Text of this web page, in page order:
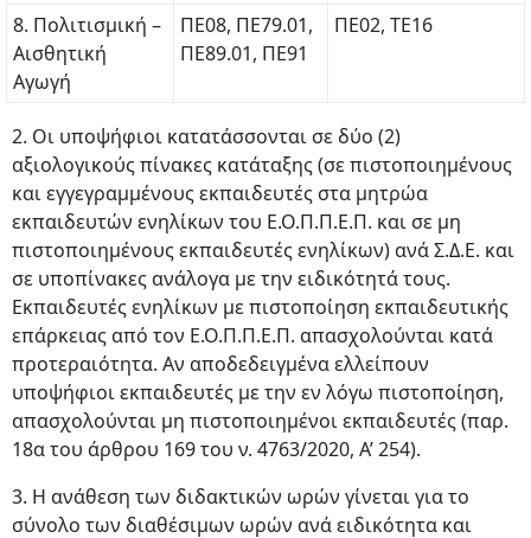
8. Πολιτισμική –
Αισθητική
Αγωγή
ΠΕ08, ΠΕ79.01,
ΠΕ89.01, ΠΕ91
ΠΕ02, ΤΕ16
2. Οι υποψήφιοι κατατάσσονται σε δύο (2)
αξιολογικούς πίνακες κατάταξης (σε πιστοποιημένους
και εγγεγραμμένους εκπαιδευτές στα μητρώα
εκπαιδευτών ενηλίκων του Ε.Ο.Π.Π.Ε.Π. και σε μη
πιστοποιημένους εκπαιδευτές ενηλίκων) ανά Σ.Δ.Ε. και
σε υποπίνακες ανάλογα με την ειδικότητά τους.
Εκπαιδευτές ενηλίκων με πιστοποίηση εκπαιδευτικής
επάρκειας από τον Ε.Ο.Π.Π.Ε.Π. απασχολούνται κατά
προτεραιότητα. Αν αποδεδειγμένα ελλείπουν
υποψήφιοι εκπαιδευτές με την εν λόγω πιστοποίηση,
απασχολούνται μη πιστοποιημένοι εκπαιδευτές (παρ.
18α του άρθρου 169 του ν. 4763/2020, Α’ 254).
3. Η ανάθεση των διδακτικών ωρών γίνεται για το
σύνολο των διαθέσιμων ωρών ανά ειδικότητα και